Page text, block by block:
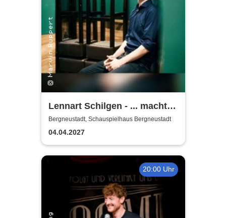
Lennart Schilgen - ... macht
nichts! Lieder vom Schleifen
und Schleifen lassen
Bergneustadt, Schauspielhaus Bergneustadt
04.04.2027
20:00 Uhr